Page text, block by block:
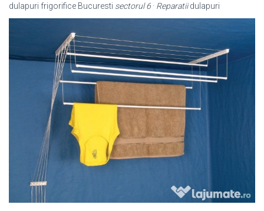
dulapuri frigorifice Bucuresti sectorul 6· Reparatiidulapuri